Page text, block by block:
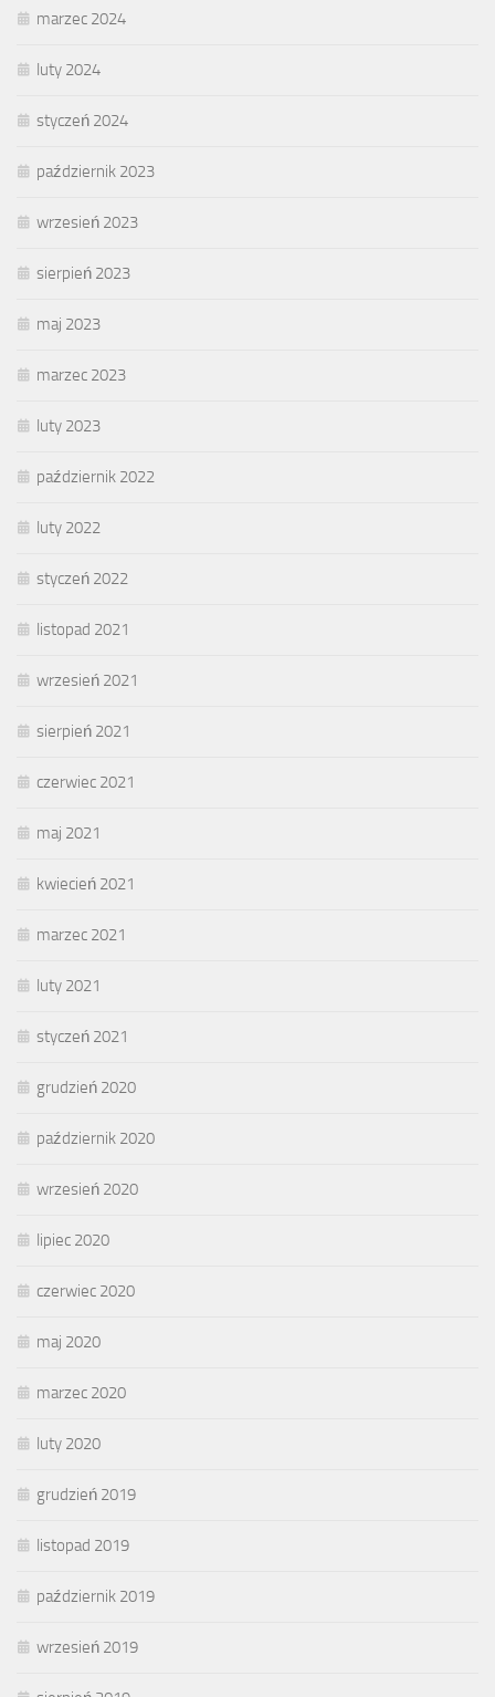
marzec 2024
luty 2024
styczeń 2024
październik 2023
wrzesień 2023
sierpień 2023
maj 2023
marzec 2023
luty 2023
październik 2022
luty 2022
styczeń 2022
listopad 2021
wrzesień 2021
sierpień 2021
czerwiec 2021
maj 2021
kwiecień 2021
marzec 2021
luty 2021
styczeń 2021
grudzień 2020
październik 2020
wrzesień 2020
lipiec 2020
czerwiec 2020
maj 2020
marzec 2020
luty 2020
grudzień 2019
listopad 2019
październik 2019
wrzesień 2019